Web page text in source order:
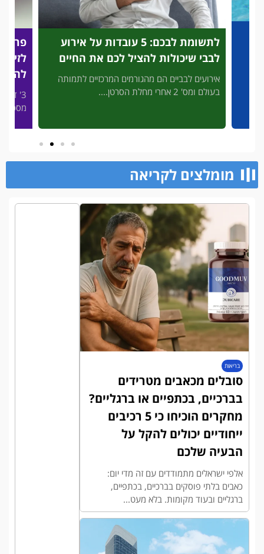
לתשומת לבכם: 5 עובדות על אירוע
שיכולות להציל לכם את החיים
לבביים הם מהגורמים המרכזיים לתמותה
פריצת דרך
לזיהוי מהיר של
להציל לכם את
3' דק קריאה המחשבה
מסכן חיים, ללא עזרה
מומלצים לקריאה​
בריאות
סובלים מכאבים מטרידים
בברכיים, בכתפיים או ברגליים?
מחקרים הוכיחו כי 5 רכיבים
ייחודיים יכולים להקל על
הבעיה שלכם
אלפי ישראלים מתמודדים עם זה מדי יום:
כאבים בלתי פוסקים בברכיים, בכתפיים,
ברגליים ובעוד מקומות. בלא מעט...